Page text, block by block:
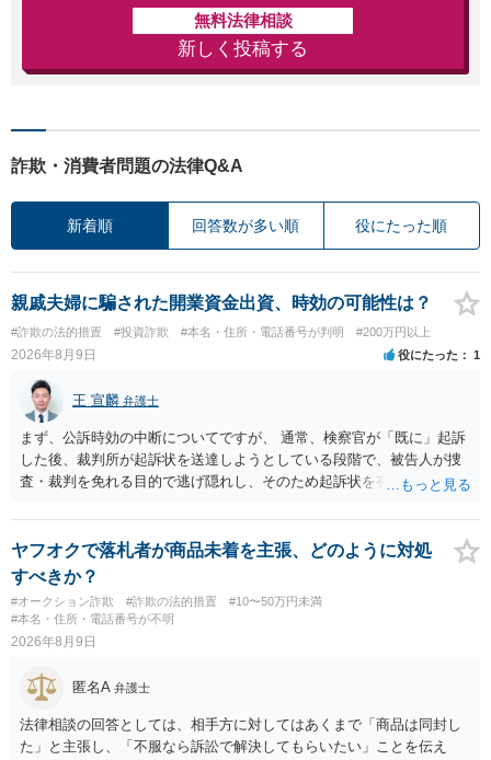
無料法律相談
新しく投稿する
詐欺・消費者問題の法律Q&A
新着順 回答数が多い順 役にたった順
親戚夫婦に騙された開業資金出資、時効の可能性は？
#詐欺の法的措置 #投資詐欺 #本名・住所・電話番号が判明 #200万円以上
2026年8月9日 役にたった 1
王 宣麟 弁護士
まず、公訴時効の中断についてですが、 通常、検察官が「既に」起訴
した後、裁判所が起訴状を送達しようとしている段階で、被告人が捜
査・裁判を免れる目的で逃げ隠れし、そのため起訴状を有効に送達で
この規定によって時効が停止するわけではありません。 その意味で
は、刑事事件化するという部分ではややハードルが高いように見受け
られます。 他方で、相手方の住所等が特定できているのであれば、民
事事件として、損害賠償請求や貸金返還請求等により、裁判所を通じ
て返金を求める方法も考えられますが、結局は相手方に資力があるか
否かにより結論が分かれます。
ヤフオクで落札者が商品未着を主張、どのように対処
すべきか？
#オークション詐欺 #詐欺の法的措置
#10〜50万円未満
#本名・住所・電話番号が不明
2026年8月9日
匿名A 弁護士
法律相談の回答としては、相手方に対してはあくまで「商品は同封し
た」と主張し、「不服なら訴訟で解決してもらいたい」ことを伝え